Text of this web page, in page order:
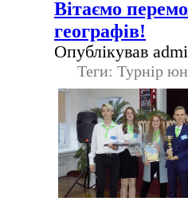
Вітаємо
географів!
Опублікував
Теги: Турнір